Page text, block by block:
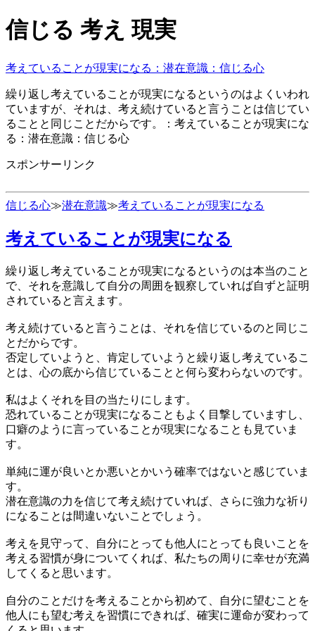
信じる 考え 現実
考えていることが現実になる：潜在意識：信じる心
繰り返し考えていることが現実になるというのはよくいわれ
ていますが、それは、考え続けていると言うことは信じてい
ることと同じことだからです。：考えていることが現実にな
る：潜在意識：信じる心
スポンサーリンク
信じる心≫潜在意識≫考えていることが現実になる
考えていることが現実になる
繰り返し考えていることが現実になる というのは本当のこと
で、それを意識して自分の周囲を観察していれば自ずと証明
されていると言えます。
考え続けていると言うことは、それを信じているのと同じ こ
とだからです。
否定していようと、肯定していようと繰り返し考えているこ
とは、心の底から信じていることと何ら変わらないのです。
私はよくそれを目の当たりにします。
恐れていることが現実になる こともよく目撃していますし、
口癖のように言っていることが現実になる ことも見ていま
す。
単純に運が良いとか悪いとかいう確率ではないと感じていま
す。
潜在意識の力を信じて考え続けていれば、さらに強力な祈り
になる ことは間違いないことでしょう。
考えを見守って、自分にとっても他人にとっても良いことを
考える習慣が身についてくれば、私たちの周りに幸せが充満
してくると思います。
自分のことだけを考えることから初めて、自分に望むことを
他人にも望む考えを習慣にできれば、確実に運命が変わって